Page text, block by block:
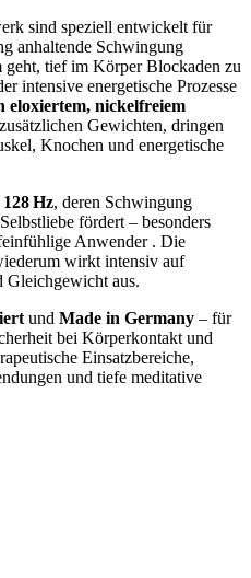
sind speziell entwickelt für
anhaltende Schwingung
geht, tief im Körper Blockaden zu
intensive energetische Prozesse
eloxiertem, nickelfreiem
Gewichten, dringen
Knochen und energetische
Hz, deren Schwingung
fördert – besonders
Anwender. Die
wirkt intensiv auf
Gleichgewicht aus.
und Made in Germany – für
bei Körperkontakt und
Einsatzbereiche,
und tiefe meditative